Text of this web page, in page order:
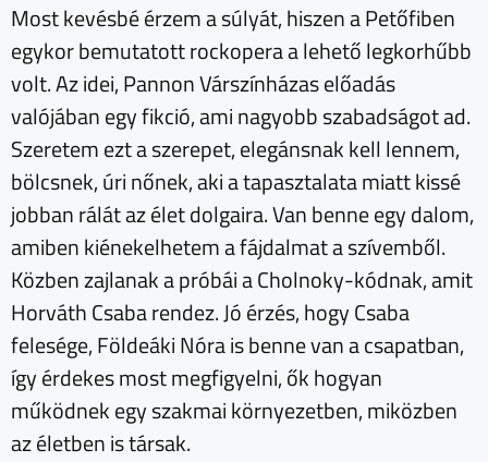
Most kevésbé érzem a súlyát, hiszen a Petőfiben
egykor bemutatott rockopera a lehető legkorhűbb
volt. Az idei, Pannon Várszínházas előadás
valójában egy fikció, ami nagyobb szabadságot ad.
Szeretem ezt a szerepet, elegánsnak kell lennem,
bölcsnek, úri nőnek, aki a tapasztalata miatt kissé
jobban rálát az élet dolgaira. Van benne egy dalom,
amiben kiénekelhetem a fájdalmat a szívemből.
Közben zajlanak a próbái a Cholnoky-kódnak, amit
Horváth Csaba rendez. Jó érzés, hogy Csaba
felesége, Földeáki Nóra is benne van a csapatban,
így érdekes most megfigyelni, ők hogyan
működnek egy szakmai környezetben, miközben
az életben is társak.